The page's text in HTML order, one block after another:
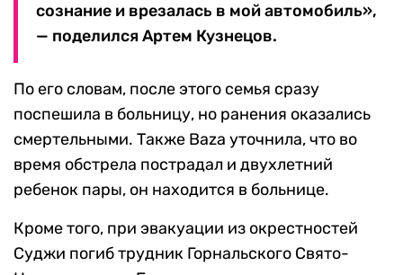
сознание и врезалась в мой автомобиль»,
— поделился Артем Кузнецов.
По его словам, после этого семья сразу
поспешила в больницу, но ранения оказались
смертельными. Также Baza уточнила, что во
время обстрела пострадал и двухлетний
ребенок пары, он находится в больнице.
Кроме того, при эвакуации из окрестностей
Суджи погиб трудник Горнальского Свято-